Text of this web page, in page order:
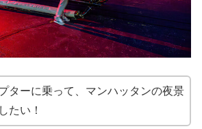
ターに乗って、マンハッタンの夜景
たい！